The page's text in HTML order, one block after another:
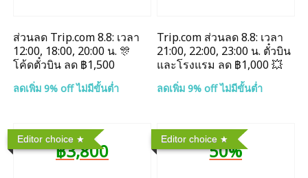
ส่วนลด Trip.com 8.8: เวลา
12:00, 18:00, 20:00 น. 🎊
โค้ดตั๋วบิน ลด ฿1,500
ลดเพิ่ม 9% off ไม่มีขั้นต่ำ
Trip.com ส่วนลด 8.8: เวลา
21:00, 22:00, 23:00 น. ตั๋วบิน
และโรงแรม ลด ฿1,000 💥
ลดเพิ่ม 9% off ไม่มีขั้นต่ำ
Editor choice
฿3,800
Editor choice
50%